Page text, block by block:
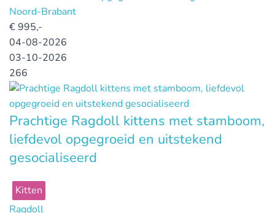
Noord-Brabant
€995,-
04-08-2026
03-10-2026
266
Prachtige Ragdoll kittens met stamboom,
liefdevol opgegroeid en uitstekend
gesocialiseerd
Kitten
Ragdoll